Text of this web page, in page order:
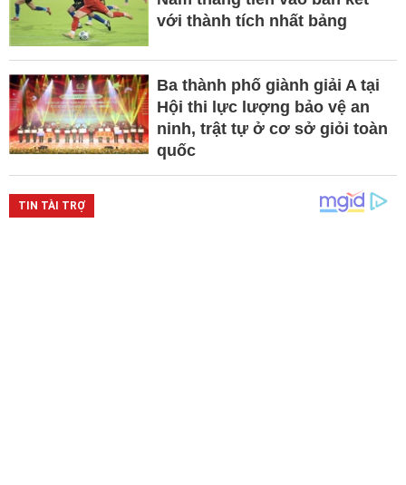
với thành tích nhất bảng
Ba thành phố giành giải A tại
Hội thi lực lượng bảo vệ an
ninh, trật tự ở cơ sở giỏi toàn
quốc